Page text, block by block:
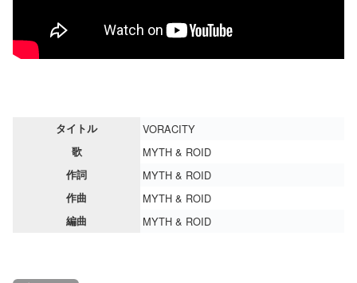
タイトル VORACITY
歌 MYTH & ROID
作詞 MYTH & ROID
作曲 MYTH & ROID
編曲 MYTH & ROID